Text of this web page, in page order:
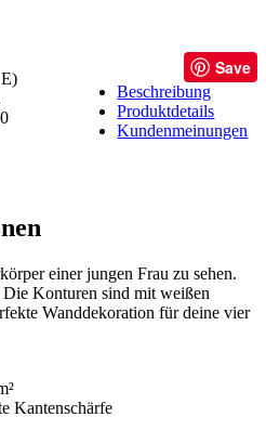
Save
Beschreibung
Produktdetails
Kundenmeinungen
einer jungen Frau zu sehen.
Konturen sind mit weißen
Wanddekoration für deine vier
Kantenschärfe